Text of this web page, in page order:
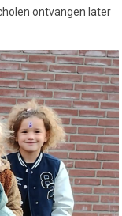
ontvangen later